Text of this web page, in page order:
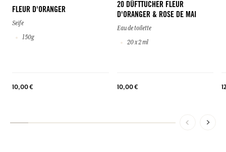
FLEUR D'ORANGER
Seife
150g
10,00 €
20 DÜFTTUCHER FLEUR
D'ORANGER & ROSE DE MAI
Eau de toilette
20 x 2 ml
10,00 €